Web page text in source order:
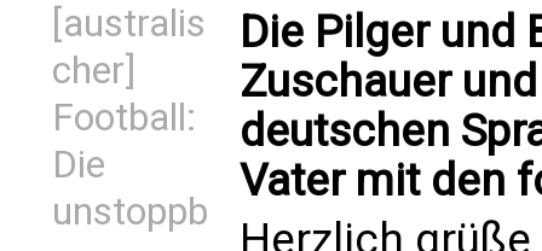
[australis
cher]
Football:
Die
unstoppb
Die Pilger und
Zuschauer
deutschen
Vater mit den
Herzlich